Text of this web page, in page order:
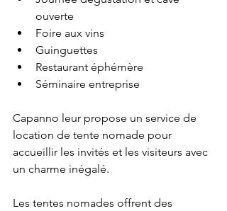
ouverte
Foire aux vins
Guinguettes
Restaurant éphémère
Séminaire entreprise
Capanno leur propose un service de
location de tente nomade pour
accueillir les invités et les visiteurs avec
un charme inégalé.
Les tentes nomades offrent des